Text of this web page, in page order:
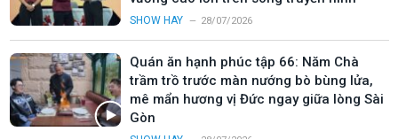
SHOW HAY 28/07/2026
Quán ăn hạnh phúc tập 66: Năm Chà
trầm trồ trước màn nướng bò bùng lửa,
mê mẩn hương vị Đức ngay giữa lòng Sài
Gòn